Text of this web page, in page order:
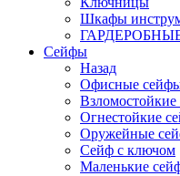
Шкафы
Сейфы
Назад
Офисные
Огнестойкие
Оружейные
Сейф с ключом
Маленькие